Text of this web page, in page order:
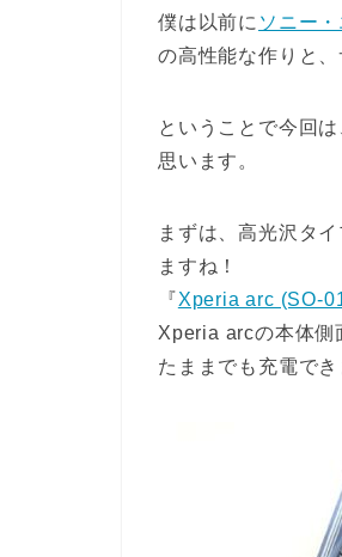
僕は以前に ソニー
の高性能な作りと
ということで今回
思います。
まずは、高光沢タ
ますね！
『Xperia arc (SO-
Xperia arcの本体側
たままでも充電で